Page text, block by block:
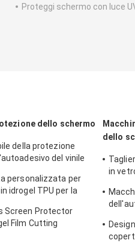
Proteggi schermo con luce
dello schermo
della protezione
del vinile
personalizzata per
idrogel TPU per la
Screen Protector
Film Cutting
dello
in